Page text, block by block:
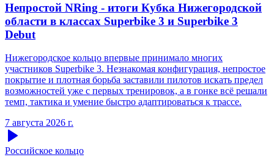
Непростой NRing - итоги Кубка Нижегородской
области в классах Superbike 3 и Superbike 3
Debut
Нижегородское кольцо впервые принимало многих
участников Superbike 3. Незнакомая конфигурация, непростое
покрытие и плотная борьба заставили пилотов искать предел
возможностей уже с первых тренировок, а в гонке всё решали
темп, тактика и умение быстро адаптироваться к трассе.
7 августа 2026 г.
Российское кольцо